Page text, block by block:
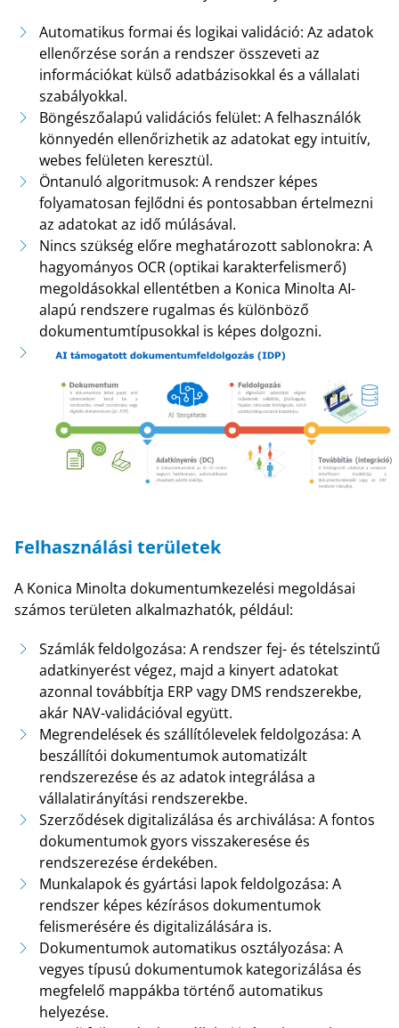
Automatikus formai és logikai validáció: Az adatok
ellenőrzése során a rendszer összeveti az
információkat külső adatbázisokkal és a vállalati
szabályokkal.
Böngészőalapú validációs felület: A felhasználók
könnyedén ellenőrizhetik az adatokat egy intuitív,
webes felületen keresztül.
Öntanuló algoritmusok: A rendszer képes
folyamatosan fejlődni és pontosabban értelmezni
az adatokat az idő múlásával.
Nincs szükség előre meghatározott sablonokra: A
hagyományos OCR (optikai karakterfelismerő)
megoldásokkal ellentétben a Konica Minolta AI-
alapú rendszere rugalmas és különböző
dokumentumtípusokkal is képes dolgozni.
Felhasználási területek
A Konica Minolta dokumentumkezelési megoldásai
számos területen alkalmazhatók, például:
Számlák feldolgozása: A rendszer fej- és tételszintű
adatkinyerést végez, majd a kinyert adatokat
azonnal továbbítja ERP vagy DMS rendszerekbe,
akár NAV-validációval együtt.
Megrendelések és szállítólevelek feldolgozása: A
beszállítói dokumentumok automatizált
rendszerezése és az adatok integrálása a
vállalatirányítási rendszerekbe.
Szerződések digitalizálása és archiválása: A fontos
dokumentumok gyors visszakeresése és
rendszerezése érdekében.
Munkalapok és gyártási lapok feldolgozása: A
rendszer képes kézírásos dokumentumok
felismerésére és digitalizálására is.
Dokumentumok automatikus osztályozása: A
vegyes típusú dokumentumok kategorizálása és
megfelelő mappákba történő automatikus
helyezése.